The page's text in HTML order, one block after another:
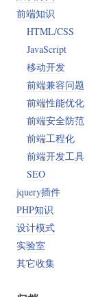
前端知识
HTML/CSS
JavaScript
移动开发
前端兼容问题
前端性能优化
前端安全防范
前端工程化
前端开发工具
SEO
jquery插件
PHP知识
设计模式
实验室
其它收集